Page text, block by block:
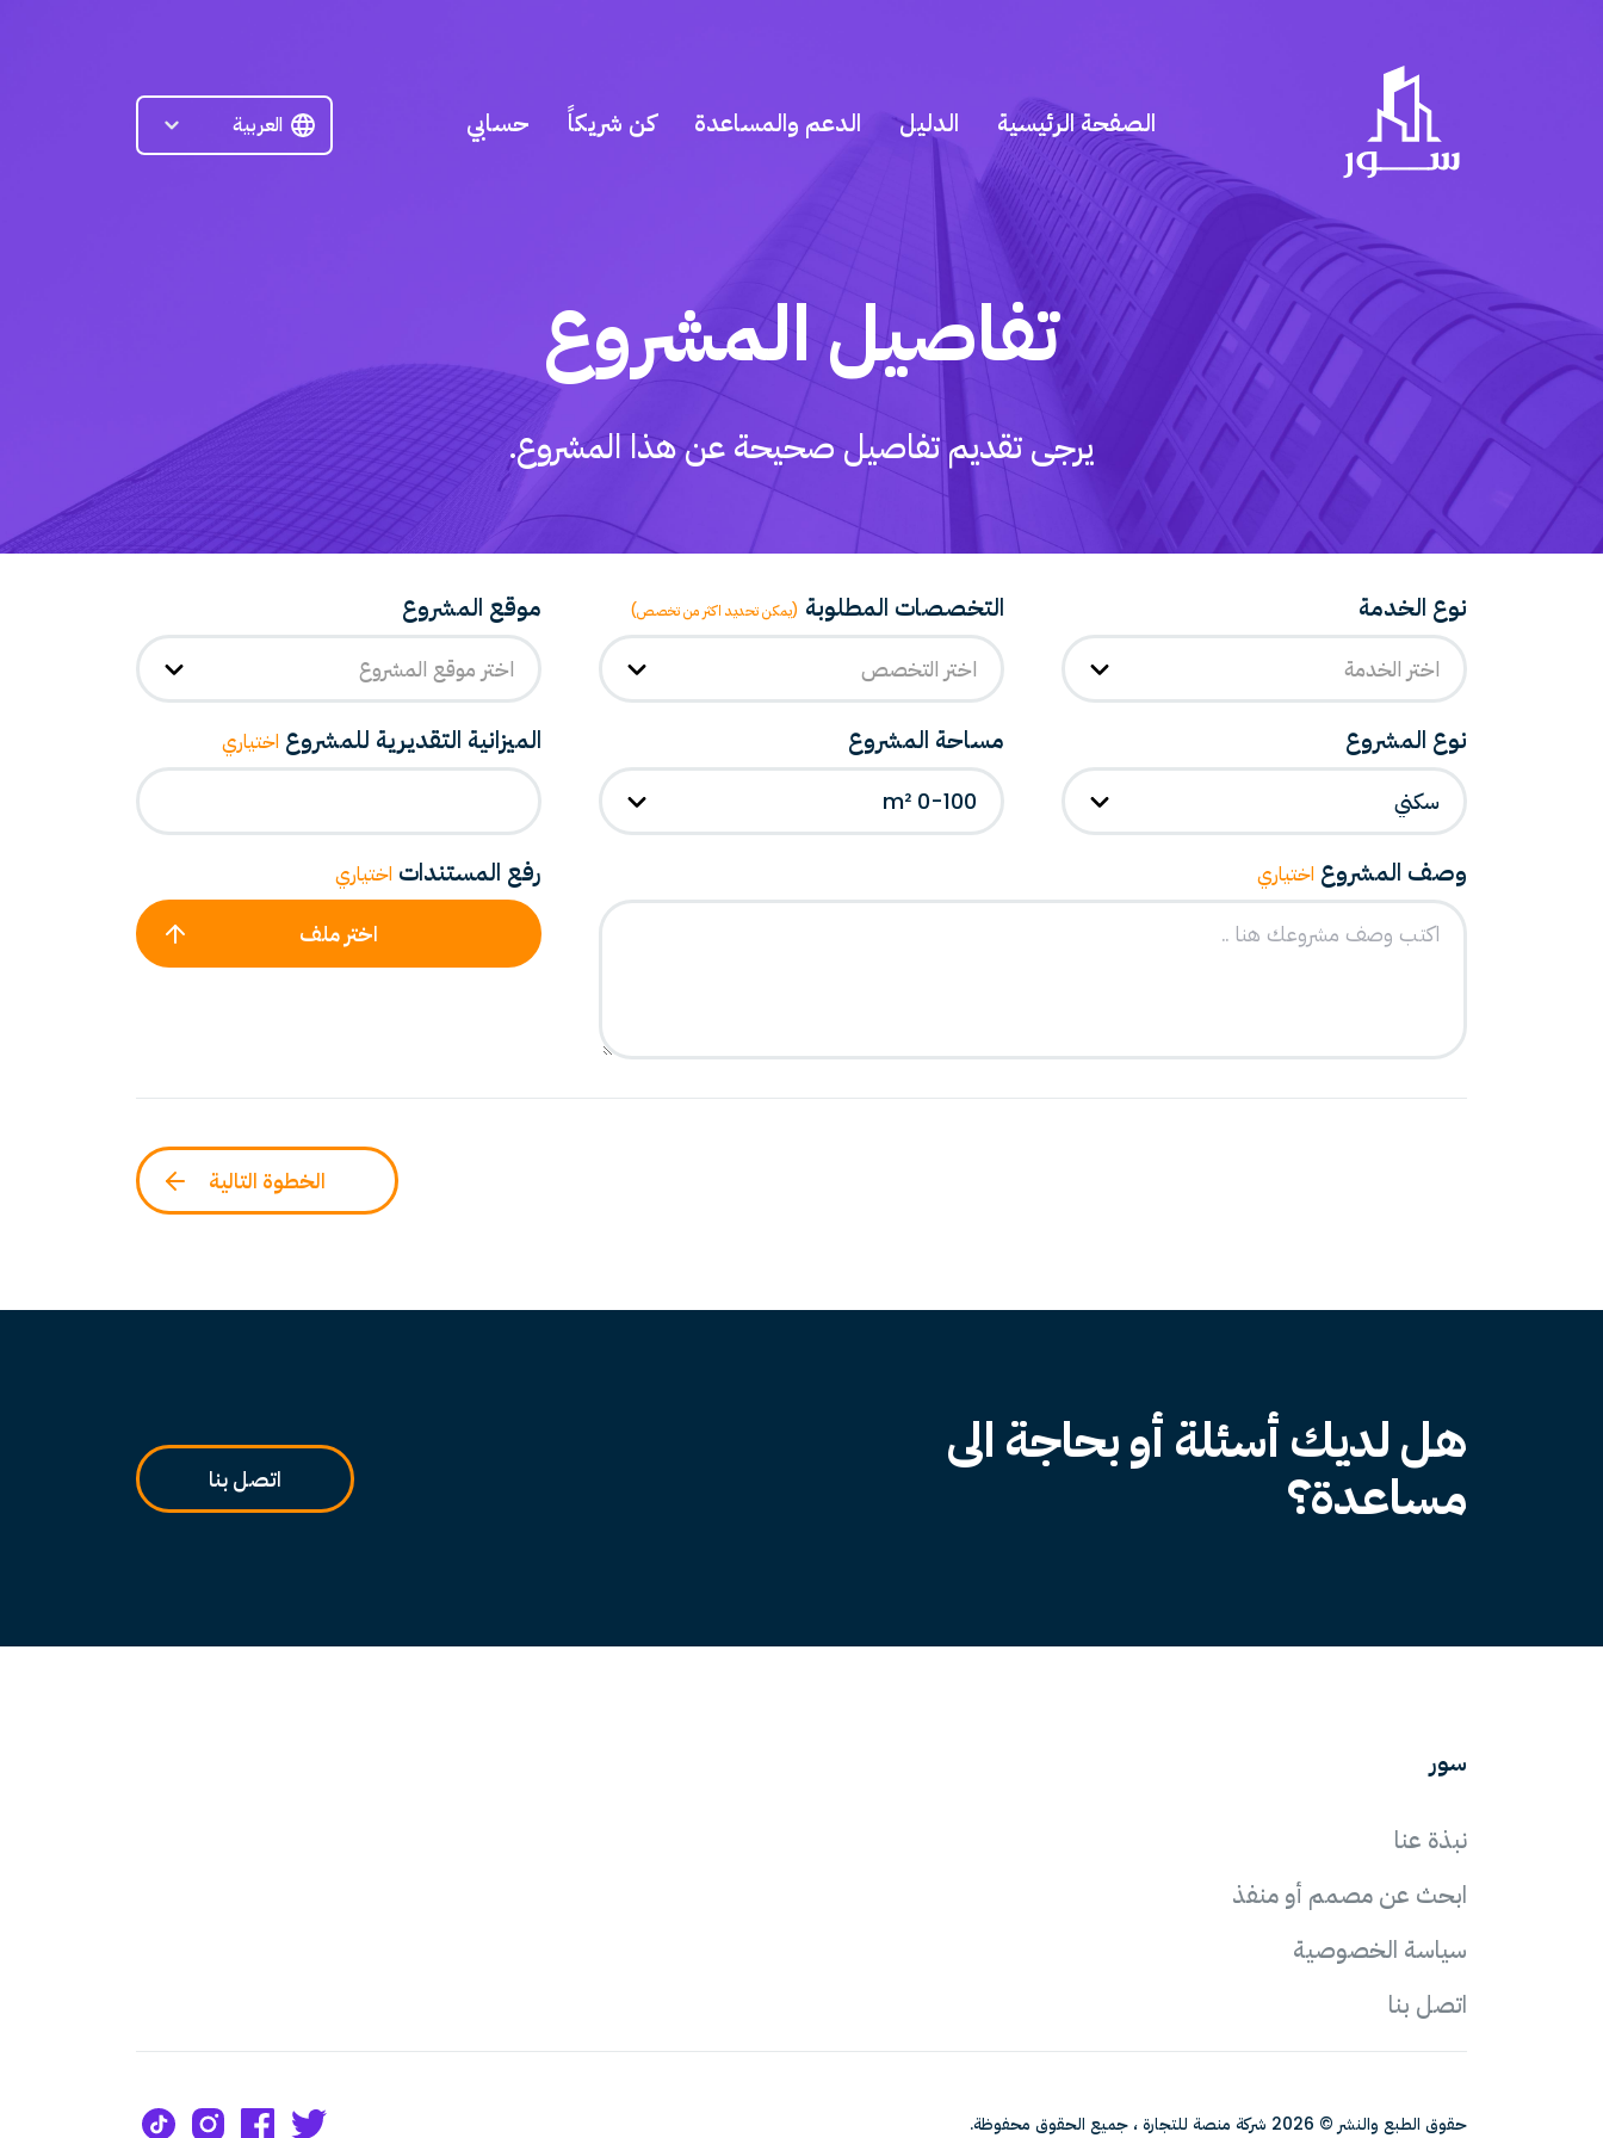
الصفحة الرئيسية الدليل الدعم والمساعدة كن شريكاً حسابي
تفاصيل المشروع
يرجى تقديم تفاصيل صحيحة عن هذا المشروع.
نوع الخدمة
اختر الخدمة
التخصصات المطلوبة (يمكن تحديد اكثر من تخصص)
اختر التخصص
موقع المشروع
اختر موقع المشروع
نوع المشروع
سكني
مساحة المشروع
0-100 m²
الميزانية التقديرية للمشروع اختياري
وصف المشروع اختياري رفع المستندات اختياري
اختر ملف
الخطوة التالية
هل لديك أسئلة أو بحاجة الى
مساعدة؟
اتصل بنا
سور
نبذة عنا
ابحث عن مصمم أو منفذ
سياسة الخصوصية
اتصل بنا
حقوق الطبع والنشر © 2026 شركة منصة للتجارة ، جميع الحقوق محفوظة.